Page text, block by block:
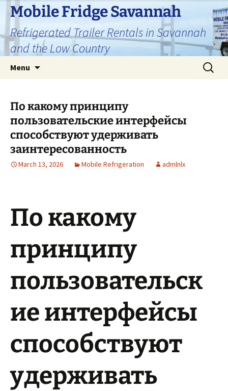
Skip
content
Mobile Fridge Savannah
Refrigerated Trailer Rentals in Savannah
and the Low Country
Menu
Search
for:
По какому принципу
пользовательские интерфейсы
способствуют удерживать
заинтересованность
March 13, 2026 Mobile Refrigeration admlnlx
По какому
принципу
пользовательск
ие интерфейсы
способствуют
удерживать